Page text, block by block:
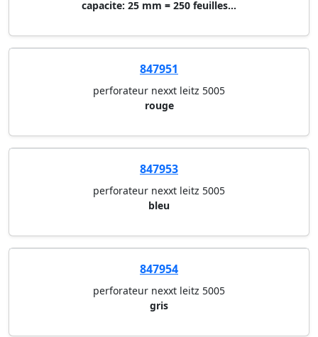
capacite: 25 mm = 250 feuilles...
847951
perforateur nexxt leitz 5005
rouge
847953
perforateur nexxt leitz 5005
bleu
847954
perforateur nexxt leitz 5005
gris